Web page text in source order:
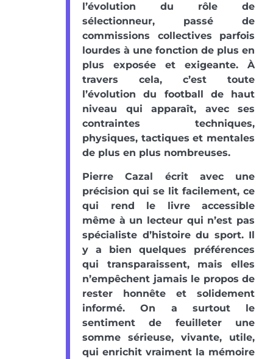
l’évolution du rôle de
sélectionneur, passé de
commissions collectives parfois
lourdes à une fonction de plus en
plus exposée et exigeante. À
travers cela, c’est toute
l’évolution du football de haut
niveau qui apparaît, avec ses
contraintes techniques,
physiques, tactiques et mentales
de plus en plus nombreuses.
Pierre Cazal écrit avec une
précision qui se lit facilement, ce
qui rend le livre accessible
même à un lecteur qui n’est pas
spécialiste d’histoire du sport. Il
y a bien quelques préférences
qui transparaissent, mais elles
n’empêchent jamais le propos de
rester honnête et solidement
informé. On a surtout le
sentiment de feuilleter une
somme sérieuse, vivante, utile,
qui enrichit vraiment la mémoire